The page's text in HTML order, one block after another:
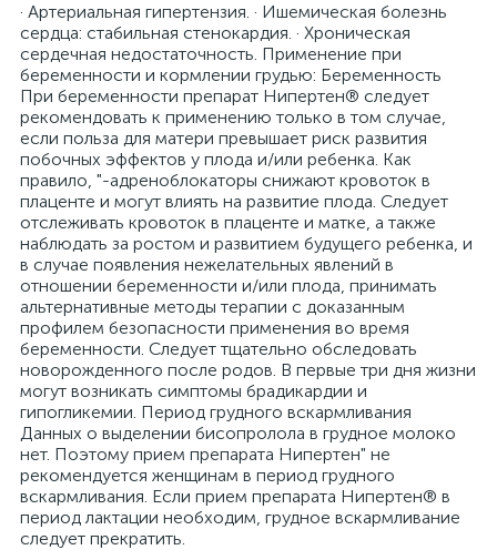
· Артериальная гипертензия. · Ишемическая болезнь
сердца: стабильная стенокардия. · Хроническая
сердечная недостаточность. Применение при
беременности и кормлении грудью: Беременность
При беременности препарат Нипертен® следует
рекомендовать к применению только в том случае,
если польза для матери превышает риск развития
побочных эффектов у плода и/или ребенка. Как
правило, "-адреноблокаторы снижают кровоток в
плаценте и могут влиять на развитие плода. Следует
отслеживать кровоток в плаценте и матке, а также
наблюдать за ростом и развитием будущего ребенка, и
в случае появления нежелательных явлений в
отношении беременности и/или плода, принимать
альтернативные методы терапии с доказанным
профилем безопасности применения во время
беременности. Следует тщательно обследовать
новорожденного после родов. В первые три дня жизни
могут возникать симптомы брадикардии и
гипогликемии. Период грудного вскармливания
Данных о выделении бисопролола в грудное молоко
нет. Поэтому прием препарата Нипертен" не
рекомендуется женщинам в период грудного
вскармливания. Если прием препарата Нипертен® в
период лактации необходим, грудное вскармливание
следует прекратить.